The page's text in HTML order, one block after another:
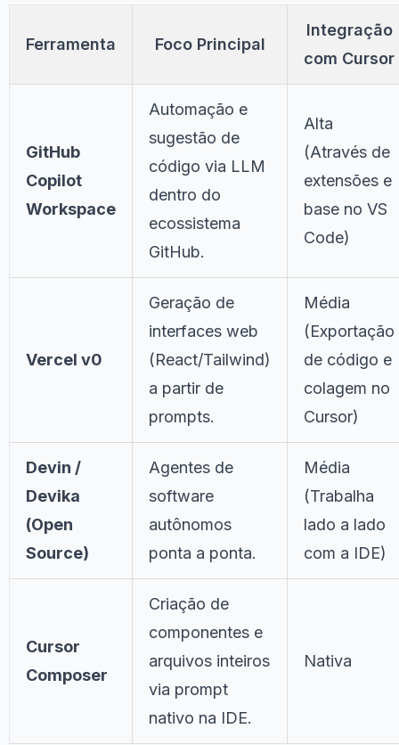
Ferramenta Foco Principal
Integração
com Cursor
GitHub
Copilot
Workspace
Automação e
sugestão de
código via LLM
dentro do
ecossistema
GitHub.
Alta
(Através de
extensões e
base no VS
Code)
Vercel v0
Geração de
interfaces web
(React/Tailwind)
a partir de
prompts.
Média
(Exportação
de código e
colagem no
Cursor)
Devin /
Devika
(Open
Source)
Agentes de
software
autônomos
ponta a ponta.
Média
(Trabalha
lado a lado
com a IDE)
Cursor
Composer
Criação de
componentes e
arquivos inteiros
via prompt
nativo na IDE.
Nativa